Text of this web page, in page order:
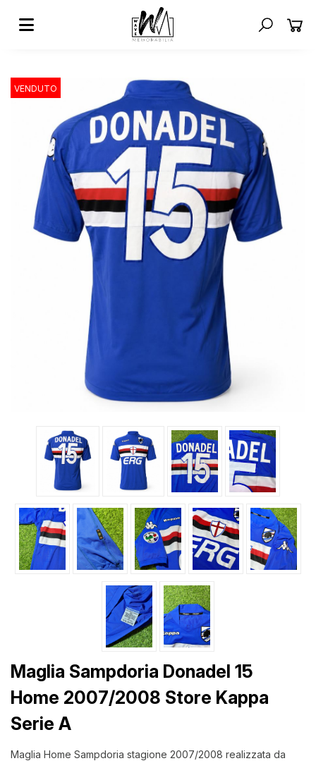
VENDUTO
Maglia Sampdoria Donadel 15
Home 2007/2008 Store Kappa
Serie A
Maglia Home Sampdoria stagione 2007/2008 realizzata da